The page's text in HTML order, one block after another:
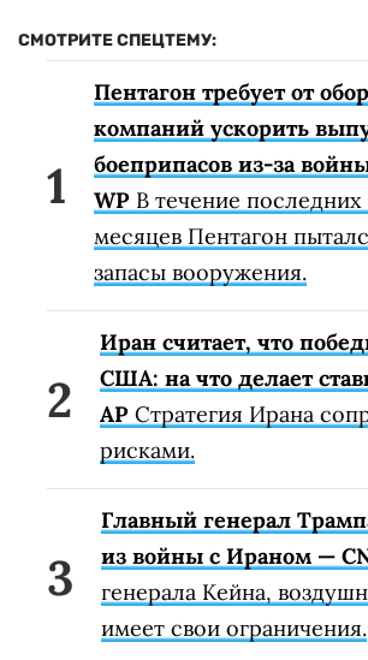
СМОТРИТЕ СПЕЦТЕМУ:
Пентагон требует от
компаний ускорить
боеприпасов из-за
WP В течение
месяцев Пентагон
запасы вооружения.
Иран считает, что
США: на что делает
AP Стратегия Ирана
рисками.
Главный генерал
из войны с Ираном —
генерала Кейна,
имеет свои ограничения.